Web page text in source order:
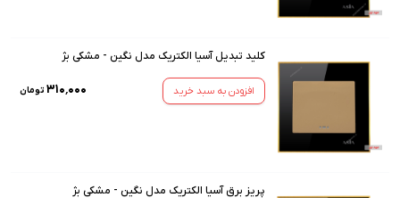
کلید تبدیل آسیا الکتریک مدل نگین - مشکی بژ
افزودن به سبد خرید ۳۱۰٬۰۰۰ تومان
پریز برق آسیا الکتریک مدل نگین - مشکی بژ